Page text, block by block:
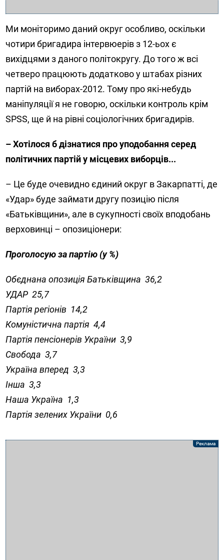
Ми моніторимо даний округ особливо, оскільки
чотири бригадира інтервюерів з 12-ьох є
вихідцями з даного політокругу. До того ж всі
четверо працюють додатково у штабах різних
партій на виборах-2012. Тому про які-небудь
маніпуляції я не говорю, оскільки контроль крім
SPSS, ще й на рівні соціологічних бригадирів.
– Хотілося б дізнатися про уподобання серед
політичних партій у місцевих виборців...
– Це буде очевидно єдиний округ в Закарпатті, де
«Удар» буде займати другу позицію після
«Батьківщини», але в сукупності своїх вподобань
верховинці – опозиціонери:
Проголосую за партію (у %)
Обєднана опозиція Батьківщина 36,2
УДАР 25,7
Партія регіонів 14,2
Комуністична партія 4,4
Партія пенсіонерів України 3,9
Свобода 3,7
Україна вперед 3,3
Інша 3,3
Наша Україна 1,3
Партія зелених України 0,6